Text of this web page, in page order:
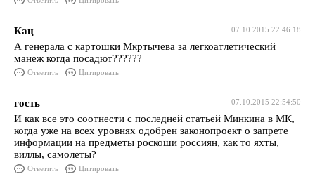
07.10.2015 22:46:18
Кац
А генерала с картошки Мкртычева за легкоатлетический
манеж когда посадют??????
Ответить Цитировать
07.10.2015 22:54:50
гость
И как все это соотнести с последней статьей Минкина в МК,
когда уже на всех уровнях одобрен законопроект о запрете
информации на предметы роскоши россиян, как то яхты,
виллы, самолеты?
Ответить Цитировать